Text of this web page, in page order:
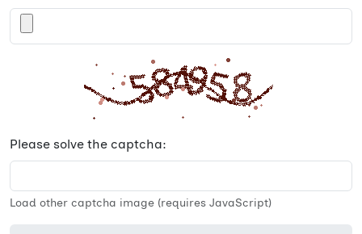
Please solve the captcha:
Load other captcha image (requires JavaScript)